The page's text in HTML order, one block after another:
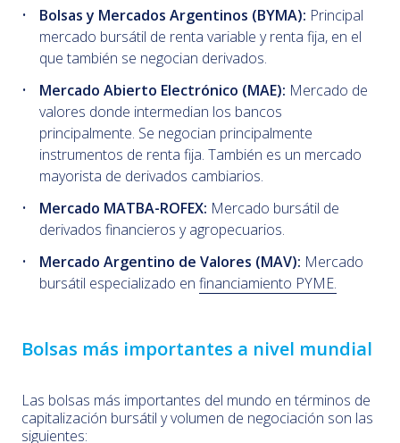
Bolsas y Mercados Argentinos (BYMA): Principal
mercado bursátil de renta variable y renta fija, en el
que también se negocian derivados.
Mercado Abierto Electrónico (MAE): Mercado de
valores donde intermedian los bancos
principalmente. Se negocian principalmente
instrumentos de renta fija. También es un mercado
mayorista de derivados cambiarios.
Mercado MATBA-ROFEX: Mercado bursátil de
derivados financieros y agropecuarios.
Mercado Argentino de Valores (MAV): Mercado
bursátil especializado en financiamiento PYME.
Bolsas más importantes a nivel mundial
Las bolsas más importantes del mundo en términos de
capitalización bursátil y volumen de negociación son las
siguientes: